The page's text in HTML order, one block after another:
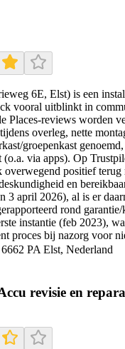
6E, Elst) is een
vooral uitblinkt in
Places-reviews worden
overleg, nette
groepenkast
via apps). Op
overwegend positief terug
en
3 april 2026), al is er
rond garantie/
instantie (feb 2023),
proces bij nazorg voor
PA Elst, Nederland
revisie en